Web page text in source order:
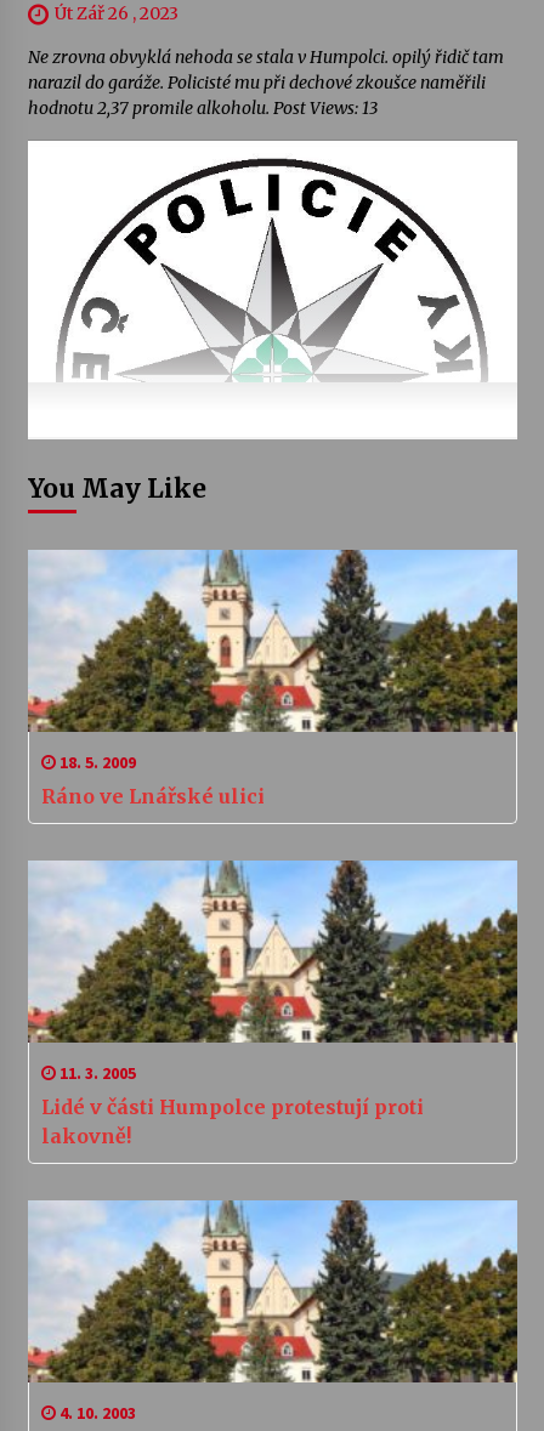
Út Zář 26 , 2023
Ne zrovna obvyklá nehoda se stala v Humpolci. opilý řidič tam
narazil do garáže. Policisté mu při dechové zkoušce naměřili
hodnotu 2,37 promile alkoholu. Post Views: 13
You May Like
18. 5. 2009
Ráno ve Lnářské ulici
11. 3. 2005
Lidé v části Humpolce protestují proti
lakovně!
4. 10. 2003